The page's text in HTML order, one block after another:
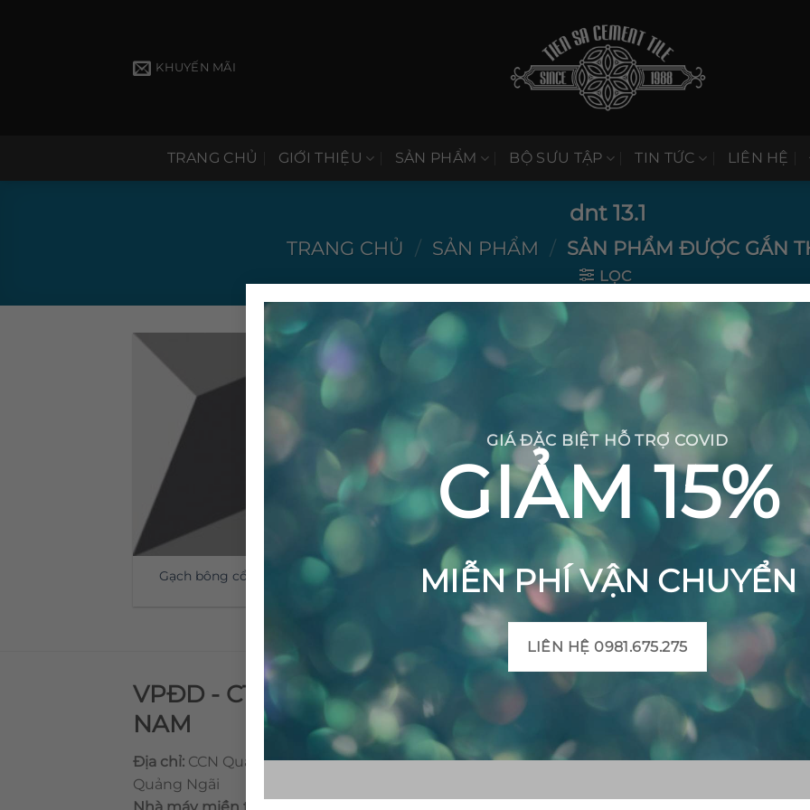
GIÁ ĐẶC BIỆT HỖ TRỢ COVID
GIẢM 15%
MIỄN PHÍ VẬN CHUYỂN
LIÊN HỆ 0981.675.275
KHUYẾN MÃI
TRANG CHỦ GIỚI THIỆU SẢN PHẨM BỘ SƯU TẬP TIN TỨC LIÊN HỆ
dnt 13.1
TRANG CHỦ / SẢN PHẨM / SẢN PHẨM ĐƯỢC GẮN
LỌC
Gạch bông cổ điển CTS 13.1
VPĐD - CTY TNHH GẠCH BÔNG VIỆT
NAM
Địa chỉ: CCN Quán Lát, Xã Đức Chánh, Huyện Mộ Đức, Tỉnh
Quảng Ngãi
THÔNG TIN SẢN PHẨM
Mô tả sản phẩm gạch